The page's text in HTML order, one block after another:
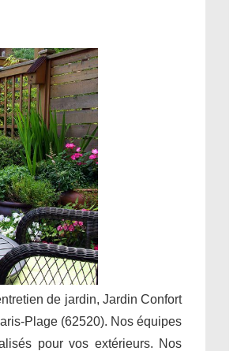
de jardin, Jardin Confort
Plage (62520). Nos équipes
pour vos extérieurs. Nos